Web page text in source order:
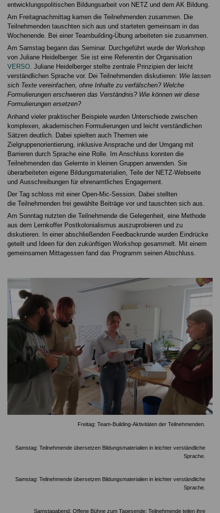
entwicklungspolitischen Bildungsarbeit von NETZ und dem AK Bildung.
Am Freitagnachmittag kamen die Teilnehmenden zusammen. Die
Teilnehmenden tauschten sich aus und starteten gemeinsam in das
Wochenende. Bei einer Teambuilding-Übung arbeiteten sie zusammen.
Am Samstag begann das Seminar. Durchgeführt wurde der Workshop
von Juliane Heidelberger. Sie ist eine Referentin der Organisation
VERSO. Juliane Heidelberger stellte zentrale Prinzipien der leicht
verständlichen Sprache vor. Dei Teilnehmenden diskutieren: Wie lassen
sich Texte vereinfachen, ohne Inhalte zu verfälschen? Welche
Formulierungen erschweren das Verständnis? Wie können wir diese
Formulierungen ersetzen?
Anhand vieler praktischer Beispiele wurden Unterschiede zwischen
komplexen, akademischen Formulierungen und leicht verständlichen
Sätzen deutlich. Dabei spielten auch Themen wie
Zielgruppenorientierung, inklusive Ansprache und der Umgang mit
Barrieren durch Sprache eine Rolle. Im Anschluss konnten die
Teilnehmenden das Gelernte in kleinen Gruppen anwenden. Sie
überarbeiteten eigene Bildungsmaterialien, Teile der NETZ-Webseite
und Ausschreibungen für ehrenamtliches Engagement.
Der Tag schloss mit einer Open-Mic-Session. Dabei stellten
die Teilnehmenden frei gewählte Beiträge vor und tauschten sich aus.
Am Sonntag nutzten die Teilnehmende die Gelegenheit, eine Methode
aus dem Lernkoffer Postkolonialismus auszuprobieren und zu
diskutieren. In einer abschließenden Feedbackrunde wurden Eindrücke
geteilt und Ideen für den zukünftigen Workshop gesammelt. Mit einem
gemeinsamen Mittagessen fand das Programm seinen Abschluss.
Freitag: Team-Building-Aktivitäten der Teilnehmenden.
Samstag: Teilnehmende übersetzen Bildungsmaterialien in leichter verständliche
Sprache.
Samstag: Teilnehmende übersetzen Bildungsmaterialien in leichter verständliche
Sprache.
Samstagabend: Offene Bühne zum Tagesende: Teilnehmende teilen ihre